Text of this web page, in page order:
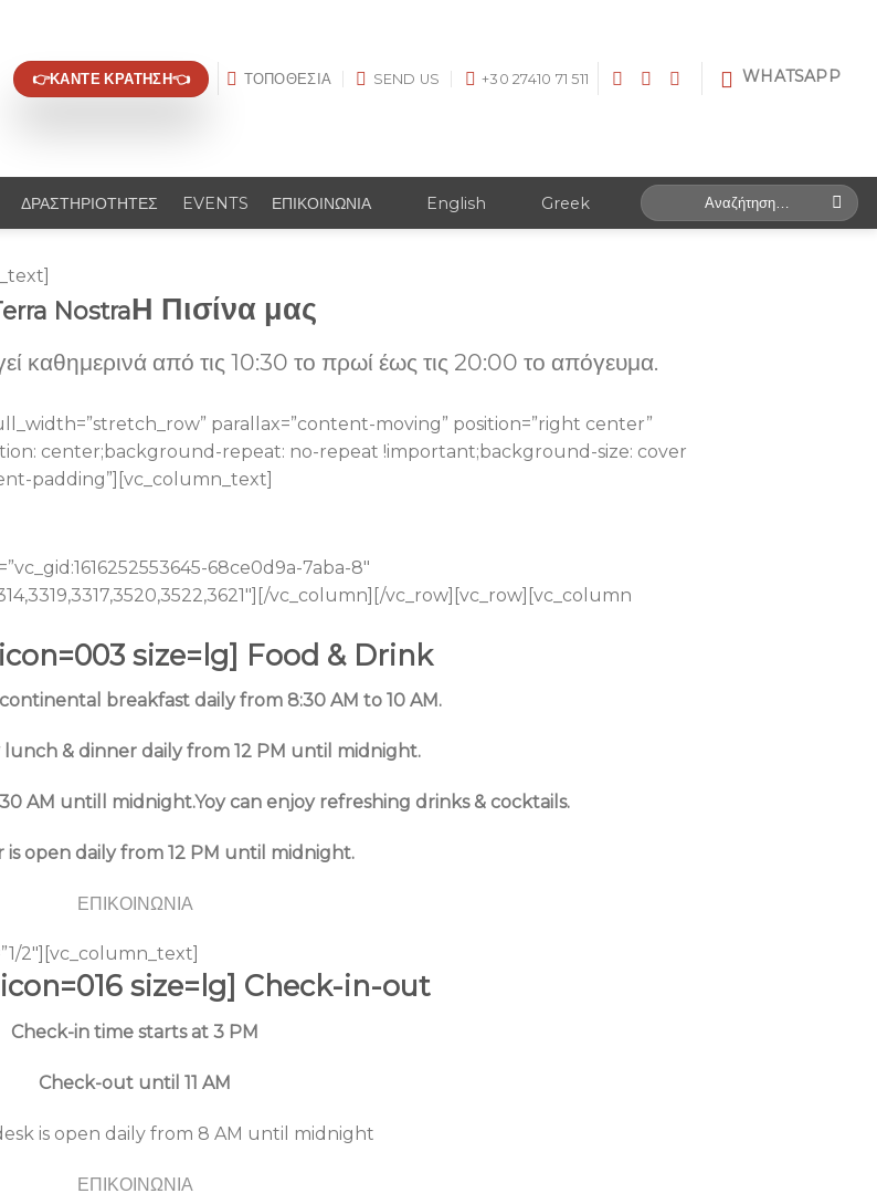
👉ΚΑΝΤΕ ΚΡΑΤΗΣΗ👈 ΤΟΠΟΘΕΣΙΑ SEND US +30 27410 71 511 WHATSAPP
ΔΡΑΣΤΗΡΙΟΤΗΤΕΣ EVENTS ΕΠΙΚΟΙΝΩΝΙΑ English Greek
Αναζήτηση
για:
NostraΗ Πισίνα μας
καθημερινά από τις 10:30 το πρωί έως τις 20:00 το απόγευμα.
parallax=”content-moving” position=”right center”
center;background-repeat: no-repeat !important;background-size: cover
padding”][vc_column_text]
68ce0d9a-7aba-8″
vc_column][/vc_row][vc_row][vc_column
size=lg] Food & Drink
breakfast daily from 8:30 AM to 10 AM.
lunch & dinner daily from 12 PM until midnight.
AM untill midnight.Yoy can enjoy refreshing drinks & cocktails.
is open daily from 12 PM until midnight.
ΕΠΙΚΟΙΝΩΝΙΑ
2″][vc_column_text]
size=lg] Check-in-out
Check-in time starts at 3 PM
Check-out until 11 AM
is open daily from 8 AM until midnight
ΕΠΙΚΟΙΝΩΝΙΑ